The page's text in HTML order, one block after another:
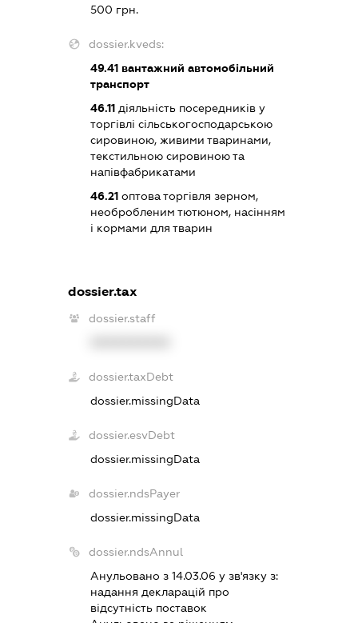
500 грн.
dossier.kveds:
49.41вантажний автомобільний
транспорт
46.11діяльність посередників у
торгівлі сільськогосподарською
сировиною, живими тваринами,
текстильною сировиною та
напівфабрикатами
46.21оптова торгівля зерном,
необробленим тютюном, насінням
і кормами для тварин
dossier.tax
dossier.staff
dossier.taxDebt
dossier.missingData
dossier.esvDebt
dossier.missingData
dossier.ndsPayer
dossier.missingData
dossier.ndsAnnul
Анульовано з 14.03.06 у зв'язку з:
надання декларацiй про
вiдсутнiсть поставок